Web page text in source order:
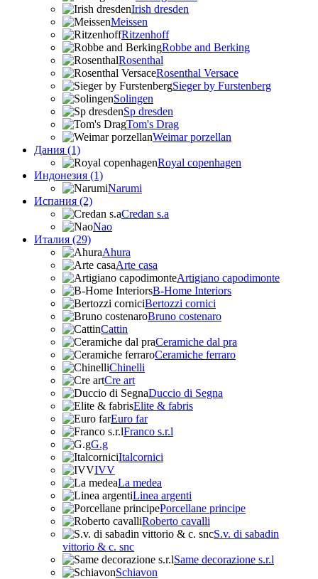
Irish dresden
Meissen
Ritzenhoff
Robbe and Berking
Rosenthal
Rosenthal Versace
Sieger by Furstenberg
Solingen
Sp dresden
Tom's Drag
Weimar porzellan
Дания (1)
Royal copenhagen
Индонезия (1)
Narumi
Испания (2)
Credan s.a
Nao
Италия (29)
Ahura
Arte casa
Artigiano capodimonte
B-Home Interiors
Bertozzi cornici
Bruno costenaro
Cattin
Ceramiche dal pra
Ceramiche ferraro
Chinelli
Cre art
Duccio di Segna
Elite & fabris
Euro far
Franco s.r.l
G.g
Italcornici
IVV
La medea
Linea argenti
Porcellane principe
Roberto cavalli
S.v. di sabadin
vittorio & c. snc
Same decorazione s.r.l
Schiavon